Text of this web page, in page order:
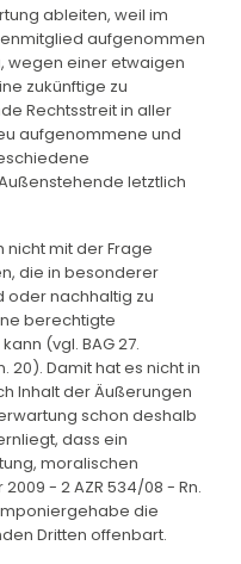
ableiten, weil im
aufgenommen
wegen einer etwaigen
zukünftige zu
Rechtsstreit in aller
aufgenommene und
letztlich
nicht mit der Frage
die in besonderer
oder nachhaltig zu
berechtigte
(vgl. BAG 27.
20). Damit hat es nicht in
Inhalt der Äußerungen
schon deshalb
dass ein
moralischen
- 2 AZR 534/08 - Rn.
die
Dritten offenbart.